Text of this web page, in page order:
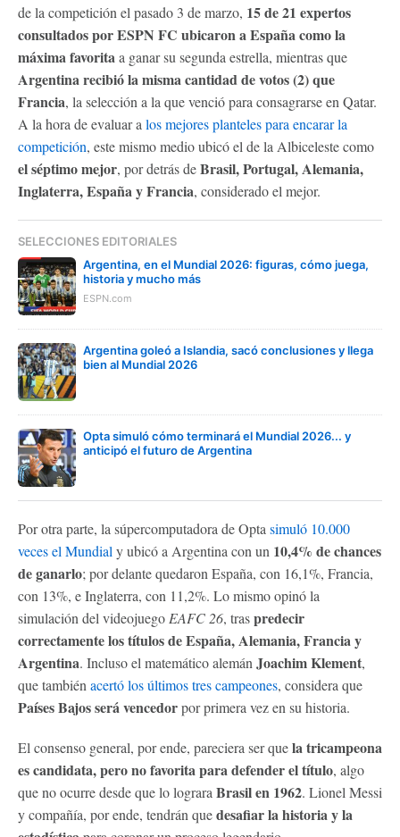
de la competición el pasado 3 de marzo, 15 de 21 expertos
consultados por ESPN FC ubicaron a España como la
máxima favoritaa ganar su segunda estrella, mientras que
Argentina recibió la misma cantidad de votos (2) que
Francia, la selección a la que venció para consagrarse en Qatar.
A la hora de evaluar a los mejores planteles para encarar la
competición, este mismo medio ubicó el de la Albiceleste como
el séptimo mejor, por detrás deBrasil, Portugal, Alemania,
Inglaterra, España y Francia, considerado el mejor.
SELECCIONES EDITORIALES
Argentina, en el Mundial 2026: figuras, cómo juega,
historia y mucho más
ESPN.com
Argentina goleó a Islandia, sacó conclusiones y llega
bien al Mundial 2026
Opta simuló cómo terminará el Mundial 2026... y
anticipó el futuro de Argentina
Por otra parte, la súpercomputadora de Opta simuló 10.000
veces el Mundial y ubicó a Argentina con un 10,4% de chances
de ganarlo; por delante quedaron España, con 16,1%, Francia,
con 13%, e Inglaterra, con 11,2%. Lo mismo opinó la
simulación del videojuego EAFC 26, traspredecir
correctamente los títulos de España, Alemania, Francia y
Argentina. Incluso el matemático alemán Joachim Klement,
que también acertó los últimos tres campeones, considera que
Países Bajos será vencedorpor primera vez en su historia.
El consenso general, por ende, pareciera ser quela tricampeona
es candidata, pero no favorita para defender el título, algo
que no ocurre desde que lo lograra Brasil en 1962. Lionel Messi
y compañía, por ende, tendrán quedesafiar la historia y la